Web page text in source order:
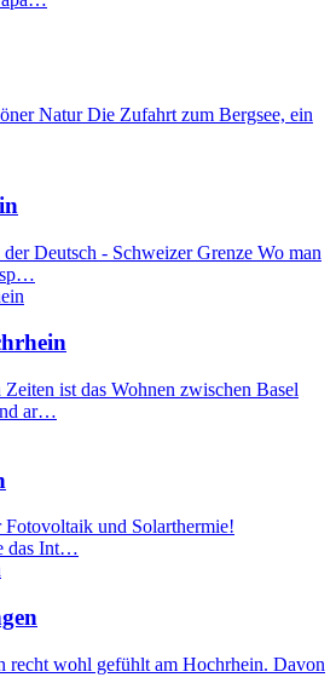
Natur Die Zufahrt zum Bergsee, ein
Deutsch - Schweizer Grenze Wo man
sp…
ist das Wohnen zwischen Basel
ar…
und Solarthermie!
das Int…
recht wohl gefühlt am Hochrhein. Davon